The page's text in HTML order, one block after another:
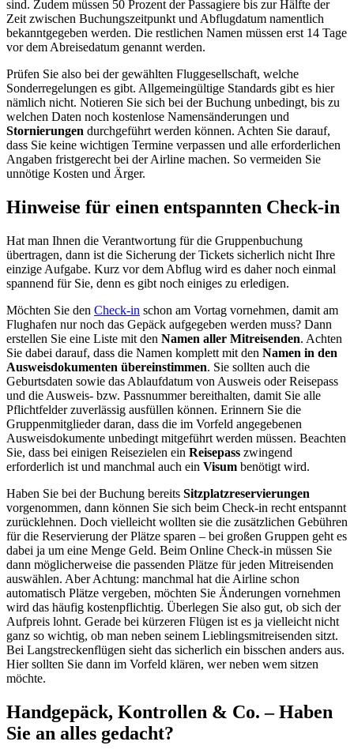
sind. Zudem müssen 50 Prozent der Passagiere bis zur Hälfte der
Zeit zwischen Buchungszeitpunkt und Abflugdatum namentlich
bekanntgegeben werden. Die restlichen Namen müssen erst 14 Tage
vor dem Abreisedatum genannt werden.
Prüfen Sie also bei der gewählten Fluggesellschaft, welche
Sonderregelungen es gibt. Allgemeingültige Standards gibt es hier
nämlich nicht. Notieren Sie sich bei der Buchung unbedingt, bis zu
welchen Daten noch kostenlose Namensänderungen und
Stornierungen durchgeführt werden können. Achten Sie darauf,
dass Sie keine wichtigen Termine verpassen und alle erforderlichen
Angaben fristgerecht bei der Airline machen. So vermeiden Sie
unnötige Kosten und Ärger.
Hinweise für einen entspannten Check-in
Hat man Ihnen die Verantwortung für die Gruppenbuchung
übertragen, dann ist die Sicherung der Tickets sicherlich nicht Ihre
einzige Aufgabe. Kurz vor dem Abflug wird es daher noch einmal
spannend für Sie, denn es gibt noch einiges zu erledigen.
Möchten Sie den Check-in schon am Vortag vornehmen, damit am
Flughafen nur noch das Gepäck aufgegeben werden muss? Dann
erstellen Sie eine Liste mit den Namen aller Mitreisenden. Achten
Sie dabei darauf, dass die Namen komplett mit den Namen in den
Ausweisdokumenten übereinstimmen. Sie sollten auch die
Geburtsdaten sowie das Ablaufdatum von Ausweis oder Reisepass
und die Ausweis- bzw. Passnummer bereithalten, damit Sie alle
Pflichtfelder zuverlässig ausfüllen können. Erinnern Sie die
Gruppenmitglieder daran, dass die im Vorfeld angegebenen
Ausweisdokumente unbedingt mitgeführt werden müssen. Beachten
Sie, dass bei einigen Reisezielen ein Reisepass zwingend
erforderlich ist und manchmal auch ein Visum benötigt wird.
Haben Sie bei der Buchung bereits Sitzplatzreservierungen
vorgenommen, dann können Sie sich beim Check-in recht entspannt
zurücklehnen. Doch vielleicht wollten sie die zusätzlichen Gebühren
für die Reservierung der Plätze sparen – bei großen Gruppen geht es
dabei ja um eine Menge Geld. Beim Online Check-in müssen Sie
dann möglicherweise die passenden Plätze für jeden Mitreisenden
auswählen. Aber Achtung: manchmal hat die Airline schon
automatisch Plätze vergeben, möchten Sie Änderungen vornehmen
wird das häufig kostenpflichtig. Überlegen Sie also gut, ob sich der
Aufpreis lohnt. Gerade bei kürzeren Flügen ist es ja vielleicht nicht
ganz so wichtig, ob man neben seinem Lieblingsmitreisenden sitzt.
Bei Langstreckenflügen sieht das sicherlich ein bisschen anders aus.
Hier sollten Sie dann im Vorfeld klären, wer neben wem sitzen
möchte.
Handgepäck, Kontrollen & Co. – Haben
Sie an alles gedacht?